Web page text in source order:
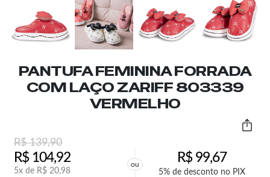
PANTUFA FEMININA FORRADA
COM LAÇO ZARIFF 803339
VERMELHO
R$139,90
R$104,92
5x de R$ 20,98
ou R$99,67
5% de desconto no PIX